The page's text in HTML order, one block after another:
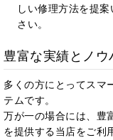
しい修理方法を提
さい。
豊富な実績とノウ
多くの方にとってスマ
テムです。
万が一の場合には、豊
を提供する当店をご利